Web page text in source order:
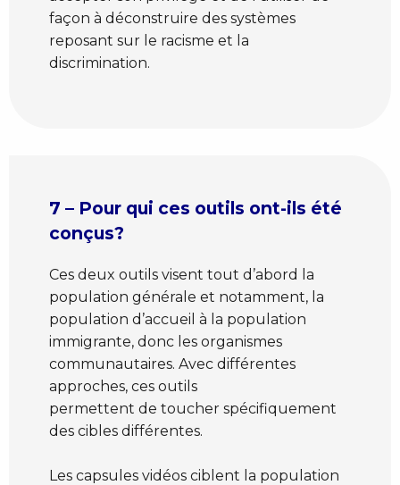
façon à déconstruire des systèmes
reposant sur le racisme et la
discrimination.
7 – Pour qui ces outils ont-ils été
conçus?
Ces deux outils visent tout d’abord la
population générale et notamment, la
population d’accueil à la population
immigrante, donc les organismes
communautaires. Avec différentes
approches, ces outils
permettent de toucher spécifiquement
des cibles différentes.
Les capsules vidéos ciblent la population